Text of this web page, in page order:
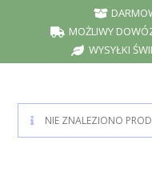
MOŻLIWY
WYSYŁKI
NIE ZNALEZIONO